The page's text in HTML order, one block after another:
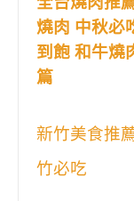
燒肉 中秋必
到飽 和牛燒
篇
新竹美食推
竹必吃